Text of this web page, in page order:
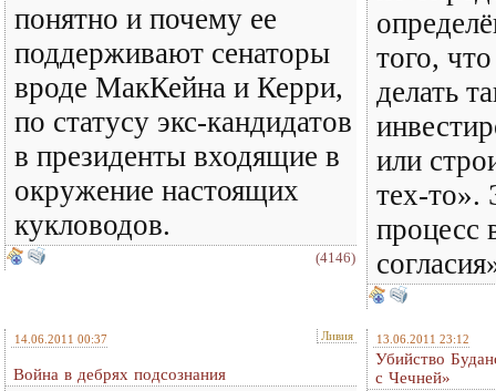
понятно и почему ее
поддерживают сенаторы
вроде МакКейна и Керри,
по статусу экс-кандидатов
в президенты входящие в
окружение настоящих
кукловодов.
(4146)
того,
делать
или
тех-то».
процесс
14.06.2011 00:37 Ливия
Война в дебрях подсознания
13.06.2011 23:12
Убийство
с Чечней»